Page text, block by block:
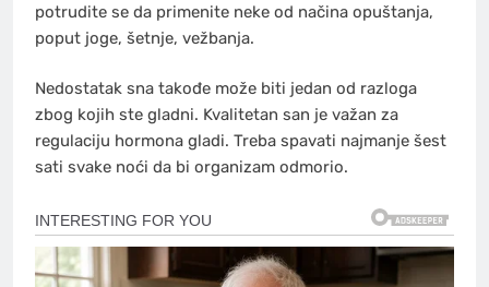
potrudite se da primenite neke od načina opuštanja,
poput joge, šetnje, vežbanja.
Nedostatak sna takođe može biti jedan od razloga
zbog kojih ste gladni. Kvalitetan san je važan za
regulaciju hormona gladi. Treba spavati najmanje šest
sati svake noći da bi organizam odmorio.